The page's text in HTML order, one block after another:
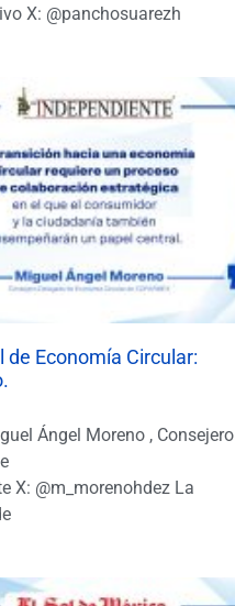
X: @panchosuarezh
de Economía Circular:
Ángel Moreno , Consejero
X: @m_morenohdez La